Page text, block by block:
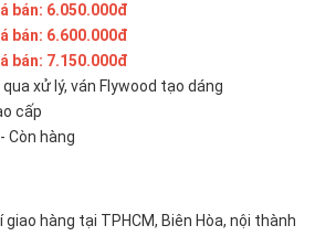
bán: 6.050.000đ
bán: 6.600.000đ
bán: 7.150.000đ
qua xử lý, ván Flywood tạo dáng
cấp
Còn hàng
giao hàng tại TPHCM, Biên Hòa, nội thành